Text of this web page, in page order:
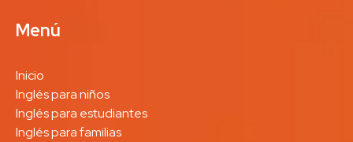
Menú
Inicio
Inglés para niños
Inglés para estudiantes
Inglés para familias